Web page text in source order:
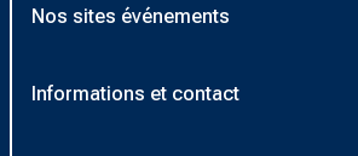
Nos sites événements
Informations et contact